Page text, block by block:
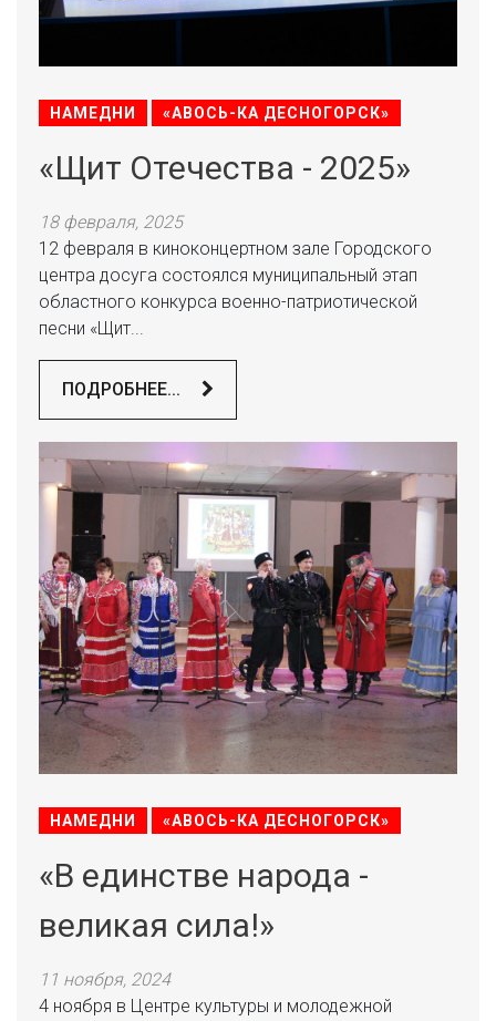
НАМЕДНИ «АВОСЬ-КА ДЕСНОГОРСК»
«Щит Отечества - 2025»
18 февраля, 2025
12 февраля в киноконцертном зале Городского
центра досуга состоялся муниципальный этап
областного конкурса военно-патриотической
песни «Щит...
ПОДРОБНЕЕ...
НАМЕДНИ «АВОСЬ-КА ДЕСНОГОРСК»
«В единстве народа -
великая сила!»
11 ноября, 2024
4 ноября в Центре культуры и молодежной